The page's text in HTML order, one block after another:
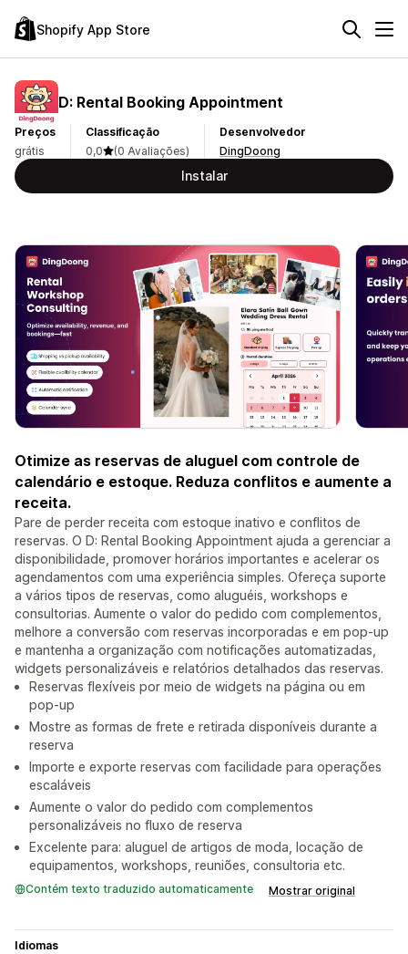
Shopify App Store
D: Rental Booking Appointment
Preços
grátis
Classificação
0,0
(0 Avaliações)
Desenvolvedor
DingDoong
Instalar
Otimize as reservas de aluguel com controle de
calendário e estoque. Reduza conflitos e aumente a
receita.
Pare de perder receita com estoque inativo e conflitos de
reservas. O D: Rental Booking Appointment ajuda a gerenciar a
disponibilidade, promover horários importantes e acelerar os
agendamentos com uma experiência simples. Ofereça suporte
a vários tipos de reservas, como aluguéis, workshops e
consultorias. Aumente o valor do pedido com complementos,
melhore a conversão com reservas incorporadas e em pop-up
e mantenha a organização com notificações automatizadas,
widgets personalizáveis e relatórios detalhados das reservas.
Reservas flexíveis por meio de widgets na página ou em
pop-up
Mostre as formas de frete e retirada disponíveis durante a
reserva
Importe e exporte reservas com facilidade para operações
escaláveis
Aumente o valor do pedido com complementos
personalizáveis no fluxo de reserva
Excelente para: aluguel de artigos de moda, locação de
equipamentos, workshops, reuniões, consultoria etc.
Contém texto traduzido automaticamente Mostrar original
Idiomas